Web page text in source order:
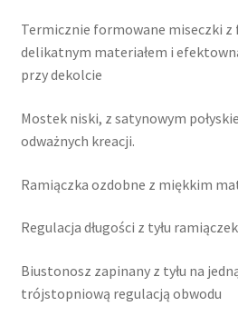
Termicznie formowane miseczki
delikatnym materiałem i
przy dekolcie
Mostek niski, z satynowym
odważnych kreacji.
Ramiączka ozdobne z miękkim
Regulacja długości z tyłu ramiączek
Biustonosz zapinany z tyłu na
trójstopniową regulacją obwodu